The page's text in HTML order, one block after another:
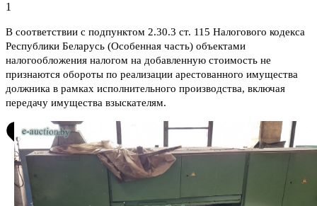
1
В соответствии с подпунктом 2.30.3 ст. 115 Налогового кодекса
Республики Беларусь (Особенная часть) объектами
налогообложения налогом на добавленную стоимость не
признаются обороты по реализации арестованного имущества
должника в рамках исполнительного производства, включая
передачу имущества взыскателям.